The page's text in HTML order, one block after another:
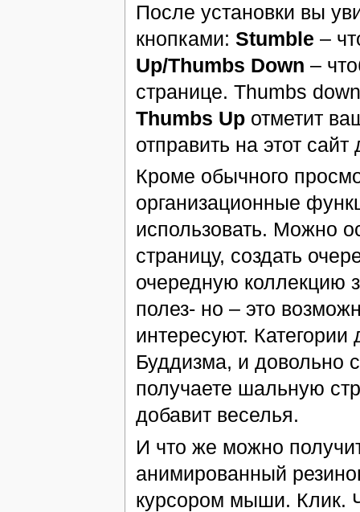
После установки вы
кнопками: Stumble –
Up/Thumbs Down –
странице. Thumbs
Thumbs Upотметит
отправить на этот
Кроме обычного
организационные
использовать. Можно
страницу, создать
очередную коллекцию
полез- но – это
интересуют.
Буддизма, и довольно
получаете шальную
добавит веселья.
И что же можно
анимированный
курсором мыши. Клик.